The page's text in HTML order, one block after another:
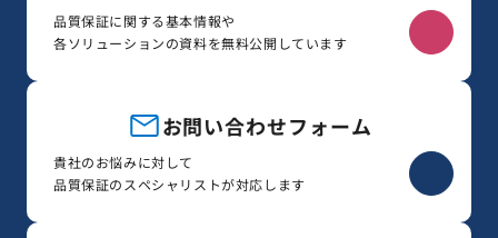
品質保証に関する基本情報や
各ソリューションの資料を無料公開しています
お問い合わせフォーム
貴社のお悩みに対して
品質保証のスペシャリストが対応します